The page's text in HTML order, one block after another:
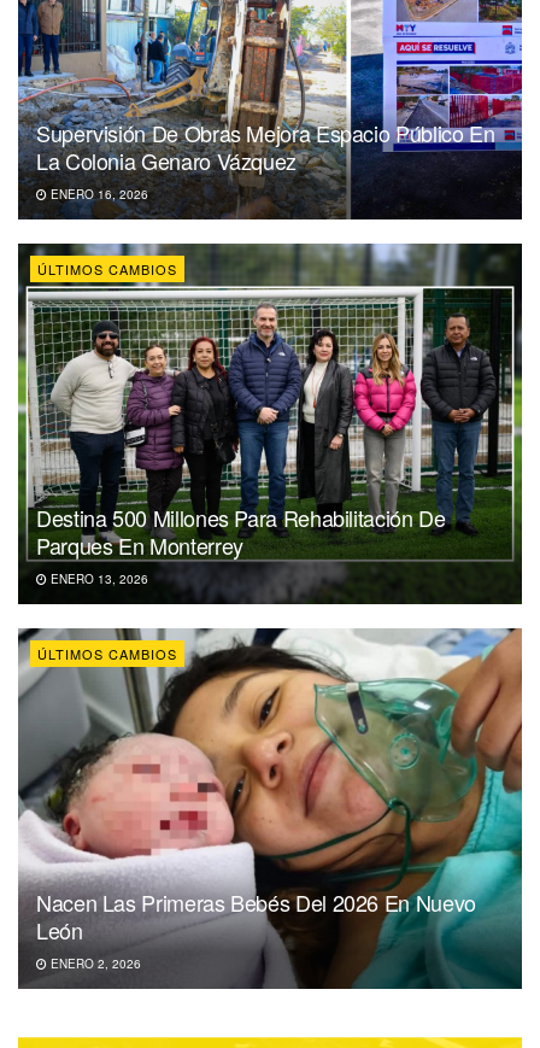
Supervisión De Obras Mejora Espacio Público En
La Colonia Genaro Vázquez
ENERO 16, 2026
ÚLTIMOS CAMBIOS
Destina 500 Millones Para Rehabilitación De
Parques En Monterrey
ENERO 13, 2026
ÚLTIMOS CAMBIOS
Nacen Las Primeras Bebés Del 2026 En Nuevo
León
ENERO 2, 2026